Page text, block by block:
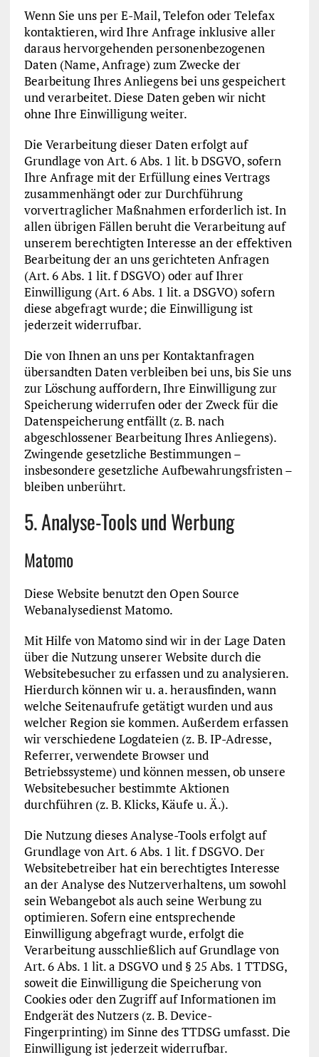
Wenn Sie uns per E-Mail, Telefon oder Telefax
kontaktieren, wird Ihre Anfrage inklusive aller
daraus hervorgehenden personenbezogenen
Daten (Name, Anfrage) zum Zwecke der
Bearbeitung Ihres Anliegens bei uns gespeichert
und verarbeitet. Diese Daten geben wir nicht
ohne Ihre Einwilligung weiter.
Die Verarbeitung dieser Daten erfolgt auf
Grundlage von Art. 6 Abs. 1 lit. b DSGVO, sofern
Ihre Anfrage mit der Erfüllung eines Vertrags
zusammenhängt oder zur Durchführung
vorvertraglicher Maßnahmen erforderlich ist. In
allen übrigen Fällen beruht die Verarbeitung auf
unserem berechtigten Interesse an der effektiven
Bearbeitung der an uns gerichteten Anfragen
(Art. 6 Abs. 1 lit. f DSGVO) oder auf Ihrer
Einwilligung (Art. 6 Abs. 1 lit. a DSGVO) sofern
diese abgefragt wurde; die Einwilligung ist
jederzeit widerrufbar.
Die von Ihnen an uns per Kontaktanfragen
übersandten Daten verbleiben bei uns, bis Sie uns
zur Löschung auffordern, Ihre Einwilligung zur
Speicherung widerrufen oder der Zweck für die
Datenspeicherung entfällt (z. B. nach
abgeschlossener Bearbeitung Ihres Anliegens).
Zwingende gesetzliche Bestimmungen –
insbesondere gesetzliche Aufbewahrungsfristen –
bleiben unberührt.
5. Analyse-Tools und Werbung
Matomo
Diese Website benutzt den Open Source
Webanalysedienst Matomo.
Mit Hilfe von Matomo sind wir in der Lage Daten
über die Nutzung unserer Website durch die
Websitebesucher zu erfassen und zu analysieren.
Hierdurch können wir u. a. herausfinden, wann
welche Seitenaufrufe getätigt wurden und aus
welcher Region sie kommen. Außerdem erfassen
wir verschiedene Logdateien (z. B. IP-Adresse,
Referrer, verwendete Browser und
Betriebssysteme) und können messen, ob unsere
Websitebesucher bestimmte Aktionen
durchführen (z. B. Klicks, Käufe u. Ä.).
Die Nutzung dieses Analyse-Tools erfolgt auf
Grundlage von Art. 6 Abs. 1 lit. f DSGVO. Der
Websitebetreiber hat ein berechtigtes Interesse
an der Analyse des Nutzerverhaltens, um sowohl
sein Webangebot als auch seine Werbung zu
optimieren. Sofern eine entsprechende
Einwilligung abgefragt wurde, erfolgt die
Verarbeitung ausschließlich auf Grundlage von
Art. 6 Abs. 1 lit. a DSGVO und § 25 Abs. 1 TTDSG,
soweit die Einwilligung die Speicherung von
Cookies oder den Zugriff auf Informationen im
Endgerät des Nutzers (z. B. Device-
Fingerprinting) im Sinne des TTDSG umfasst. Die
Einwilligung ist jederzeit widerrufbar.